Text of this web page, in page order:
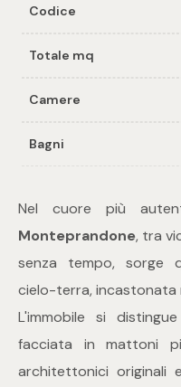
Codice
Totale mq
Camere
Bagni
Nel cuore più
Monteprandone, tra
senza tempo, sorge
cielo-terra, incastonata
L'immobile si
facciata in mattoni
architettonici originali
Industriali
Prezzo